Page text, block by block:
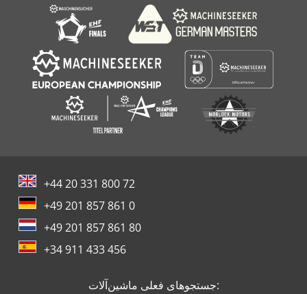
+44 20 331 800 72
+49 201 857 861 0
+49 201 857 861 80
+34 911 433 456
جستجوهای فعلی ماشین‌آلات: